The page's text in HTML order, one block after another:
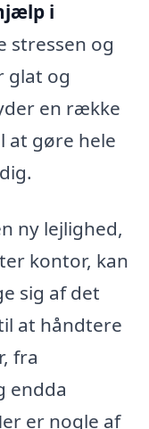
i
stressen og
glat og
en række
at gøre hele
ny lejlighed,
kontor, kan
sig af det
at håndtere
fra
endda
er nogle af